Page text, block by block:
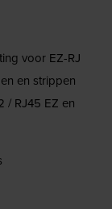
voor EZ-RJ
en strippen
/ RJ45 EZ en